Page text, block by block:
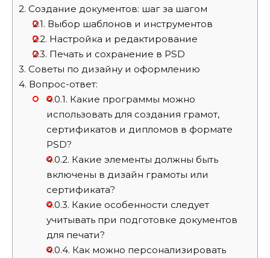
2. Создание документов: шаг за шагом
2.1. Выбор шаблонов и инструментов
2.2. Настройка и редактирование
2.3. Печать и сохранение в PSD
3. Советы по дизайну и оформлению
4. Вопрос-ответ:
4.0.1. Какие программы можно
использовать для создания грамот,
сертификатов и дипломов в формате
PSD?
4.0.2. Какие элементы должны быть
включены в дизайн грамоты или
сертификата?
4.0.3. Какие особенности следует
учитывать при подготовке документов
для печати?
4.0.4. Как можно персонализировать